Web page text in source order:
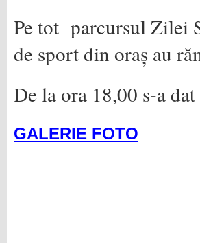
Pe tot parcursul Zilei
de sport din oraș au
De la ora 18,00 s-a
GALERIE FOTO